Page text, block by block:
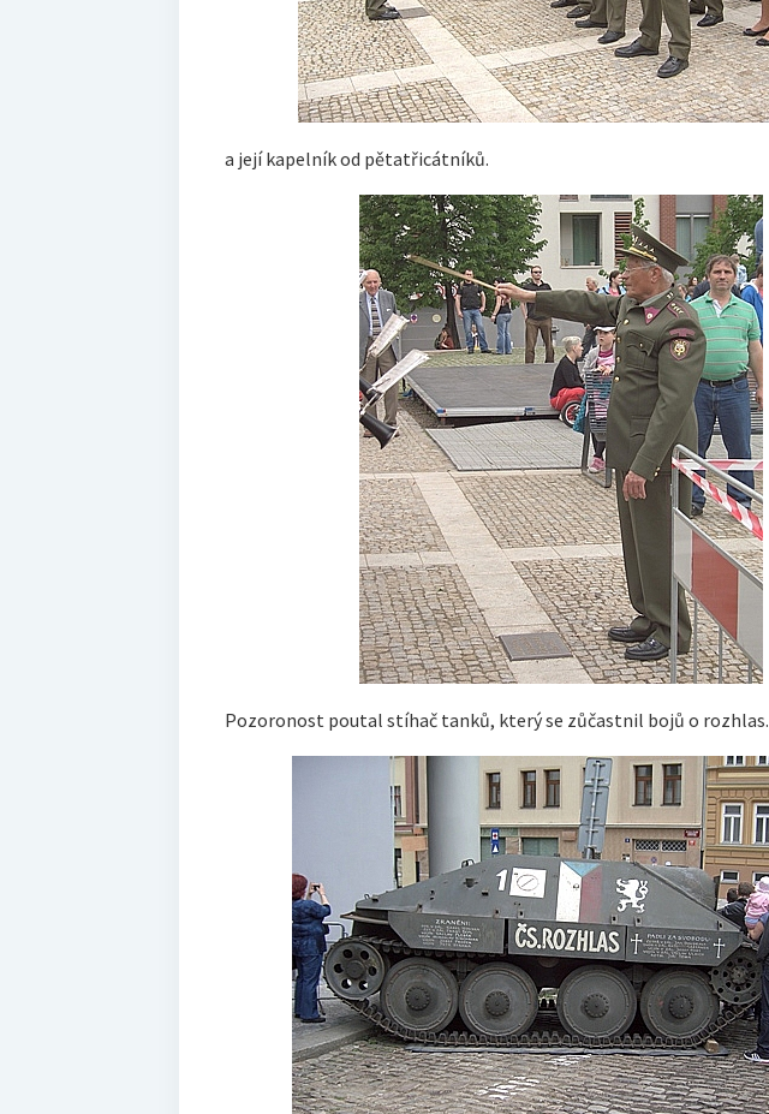
a její kapelník od pětatřicátníků.
Pozoronost poutal stíhač tanků, který se zůčastnil bojů o rozhlas.